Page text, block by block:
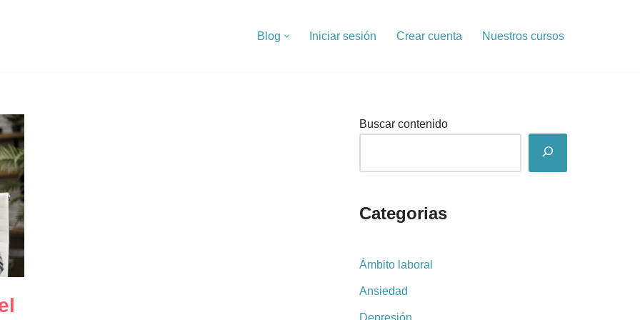
Blog Iniciar sesión Crear cuenta Nuestros cursos
Buscar contenido
Categorias
Ámbito laboral
Ansiedad
Depresión